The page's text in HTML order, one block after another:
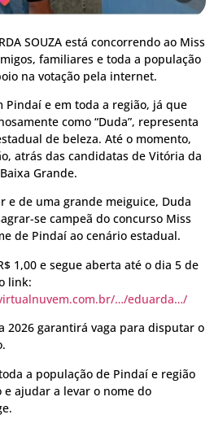
SOUZA está concorrendo ao Miss
familiares e toda a população
na votação pela internet.
Pindaí e em toda a região, já que
como “Duda”, representa
de beleza. Até o momento,
atrás das candidatas de Vitória da
Grande.
e de uma grande meiguice, Duda
se campeã do concurso Miss
de Pindaí ao cenário estadual.
1,00 e segue aberta até o dia 5 de
link:
…/eduarda…/
2026 garantirá vaga para disputar o
a população de Pindaí e região
ajudar a levar o nome do